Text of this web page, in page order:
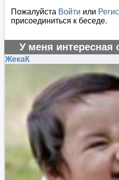
Пожалуйста Войти или
присоединиться к беседе.
У меня интересная
ЖекаК